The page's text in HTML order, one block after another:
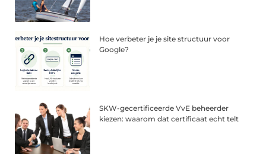
Hoe verbeter je je site structuur voor
Google?
SKW-gecertificeerde VvE beheerder
kiezen: waarom dat certificaat echt telt